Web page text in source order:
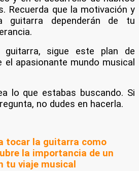
Recuerda que la motivación y
guitarra dependerán de tu
sigue este plan de
apasionante mundo musical
lo que estabas buscando. Si
no dudes en hacerla.
tocar la guitarra como
la importancia de un
tu viaje musical